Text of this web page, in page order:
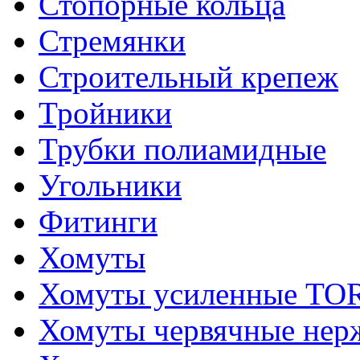
Стремянки
Строительный крепеж
Тройники
Трубки полиамидные
Угольники
Фитинги
Хомуты
Хомуты усиленные
Хомуты червячные